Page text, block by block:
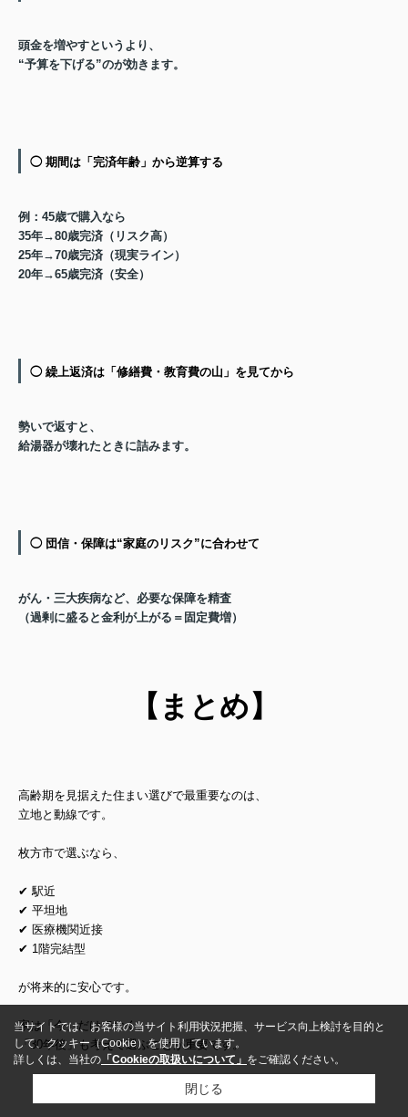
頭金を増やすというより、
“予算を下げる”のが効きます。
◯ 期間は「完済年齢」から逆算する
例：45歳で購入なら
35年→80歳完済（リスク高）
25年→70歳完済（現実ライン）
20年→65歳完済（安全）
◯ 繰上返済は「修繕費・教育費の山」を見てから
勢いで返すと、
給湯器が壊れたときに詰みます。
◯ 団信・保障は“家庭のリスク”に合わせて
がん・三大疾病など、必要な保障を精査
（過剰に盛ると金利が上がる＝固定費増）
【まとめ】
高齢期を見据えた住まい選びで最重要なのは、
立地と動線です。
枚方市で選ぶなら、
✔ 駅近
✔ 平坦地
✔ 医療機関近接
✔ 1階完結型
が将来的に安心です。
家は「今」だけでなく、
「30年後」も考えて選ぶことが重要です。
当サイトでは、お客様の当サイト利用状況把握、サービス向上検討を目的と
して、クッキー（Cookie）を使用しています。
詳しくは、当社の 「Cookieの取扱いについて」 をご確認ください。
閉じる